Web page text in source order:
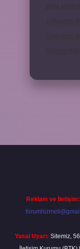
Reklam ve İletişim:
Yasal Uyarı: Sitemiz,